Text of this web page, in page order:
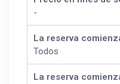
-
La reserva
Todos
La reserva